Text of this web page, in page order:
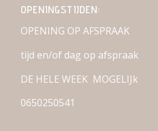
OPENINGSTIJDEN:
OPENING OP AFSPRAAK
tijd en/of dag op afspraak
DE HELE WEEK MOGELIJk
0650250541